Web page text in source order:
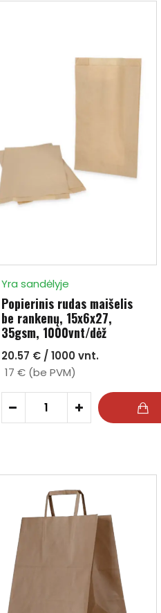
Yra sandėlyje
Popierinis rudas maišelis
be rankenų, 15x6x27,
35gsm, 1000vnt/dėž
20.57 € / 1000 vnt.
17 € (be PVM)
- +